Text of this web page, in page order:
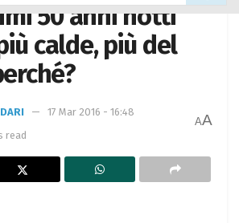
50 anni notti
calde, più del
17 Mar 2016 - 16:48
read
AA